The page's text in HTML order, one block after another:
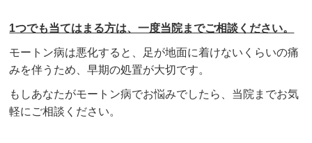
1つでも当てはまる方は、一度当院までご相談ください。
モートン病は悪化すると、足が地面に着けないくらいの痛
みを伴うため、早期の処置が大切です。
もしあなたがモートン病でお悩みでしたら、当院までお気
軽にご相談ください。